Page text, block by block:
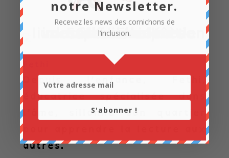
Fethi
Depuis l’enfance, Fethi,
éducatrice spécialisée dans
l’âme, sillonne son quartier
pour apprendre la lecture aux
autres.
Recevez les news des cornichons de
l’inclusion.
S'abonner !